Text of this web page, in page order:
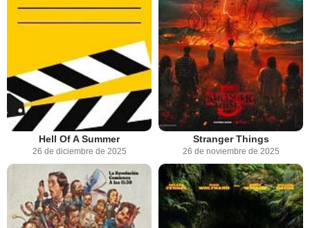
Hell Of A Summer
26 de diciembre de 2025
Stranger Things
26 de noviembre de 2025